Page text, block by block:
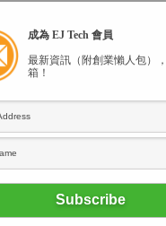
買不同的研
預測，當然
果因此不去做
網絡間其實
的
免費分析趨勢
賣點」
UVP)，如果
成為 EJ Tech 會員
最新資訊（附創業懶人包）
箱！